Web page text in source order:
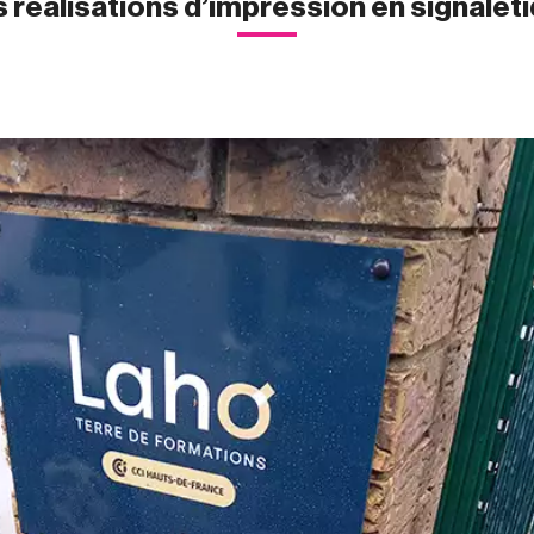
réalisations d’impression en